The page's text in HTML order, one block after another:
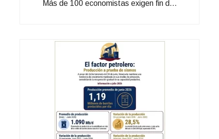
Más de 100 economistas exigen fin d...